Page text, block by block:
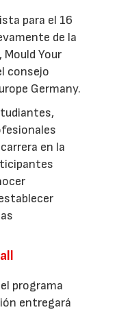
para el 16
de la
Your
consejo
Germany.
en la
programa
entregará